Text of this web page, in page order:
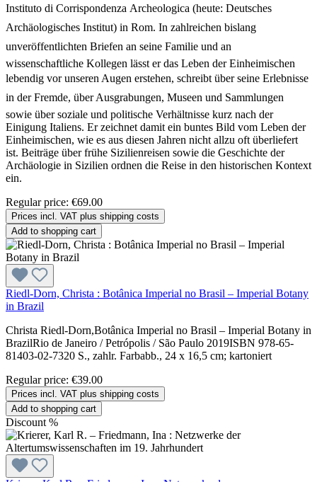
Instituto di Corrispondenza Archeologica (heute: Deutsches
Archäologisches Institut) in Rom. In zahlreichen bislang
unveröffentlichten Briefen an seine Familie und an
wissenschaftliche Kollegen lässt er das Leben der Einheimischen
lebendig vor unseren Augen erstehen, schreibt über seine Erlebnisse
in der Fremde, über Ausgrabungen, Museen und Sammlungen
sowie über soziale und politische Verhältnisse kurz nach der
Einigung Italiens. Er zeichnet damit ein buntes Bild vom Leben der
Einheimischen, wie es aus diesen Jahren nicht allzu oft überliefert
ist. Beiträge über frühe Sizilienreisen sowie die Geschichte der
Archäologie in Sizilien ordnen die Reise in den historischen Kontext
ein.
Regular price: €69.00
Prices incl. VAT plus shipping costs
Add to shopping cart
Riedl-Dorn, Christa : Botânica Imperial no Brasil – Imperial Botany
in Brazil
Christa Riedl-Dorn,Botânica Imperial no Brasil – Imperial Botany in
BrazilRio de Janeiro / Petrópolis / São Paulo 2019ISBN 978-65-
81403-02-7320 S., zahlr. Farbabb., 24 x 16,5 cm; kartoniert
Regular price: €39.00
Prices incl. VAT plus shipping costs
Add to shopping cart
Discount %